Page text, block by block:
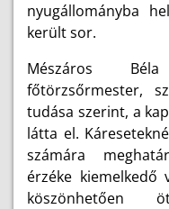
nyugállományba
került sor.
Mészáros
főtörzsőrmester,
tudása szerint, a
látta el.
számára
érzéke kiemelkedő
köszönhetően